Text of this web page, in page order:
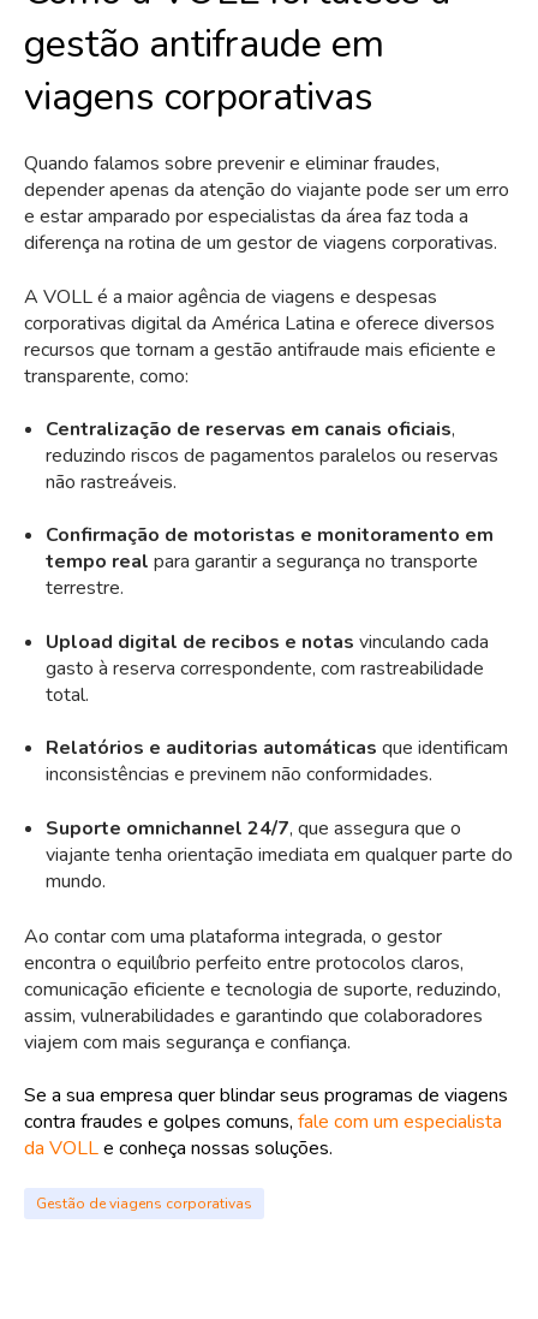
gestão antifraude em
viagens corporativas
Quando falamos sobre prevenir e eliminar fraudes,
depender apenas da atenção do viajante pode ser um erro
e estar amparado por especialistas da área faz toda a
diferença na rotina de um gestor de viagens corporativas.
A VOLL é a maior agência de viagens e despesas
corporativas digital da América Latina e oferece diversos
recursos que tornam a gestão antifraude mais eficiente e
transparente, como:
Centralização de reservas em canais oficiais,
reduzindo riscos de pagamentos paralelos ou reservas
não rastreáveis.
Confirmação de motoristas e monitoramento em
tempo real para garantir a segurança no transporte
terrestre.
Upload digital de recibos e notas vinculando cada
gasto à reserva correspondente, com rastreabilidade
total.
Relatórios e auditorias automáticas que identificam
inconsistências e previnem não conformidades.
Suporte omnichannel 24/7, que assegura que o
viajante tenha orientação imediata em qualquer parte do
mundo.
Ao contar com uma plataforma integrada, o gestor
encontra o equilíbrio perfeito entre protocolos claros,
comunicação eficiente e tecnologia de suporte, reduzindo,
assim, vulnerabilidades e garantindo que colaboradores
viajem com mais segurança e confiança.
Se a sua empresa quer blindar seus programas de viagens
contra fraudes e golpes comuns, fale com um especialista
da VOLLe conheça nossas soluções.
Gestão de viagens corporativas